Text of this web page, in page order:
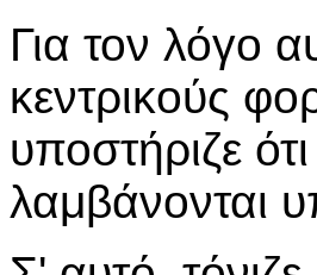
Για τον λόγο
κεντρικούς
υποστήριζε
λαμβάνονται